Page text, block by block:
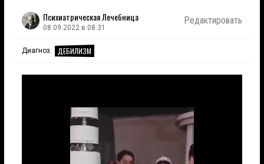
Психиатрическая Лечебница
08.09.2022 в 08:31
Редактировать
Диагноз: ДЕБИЛИЗМ